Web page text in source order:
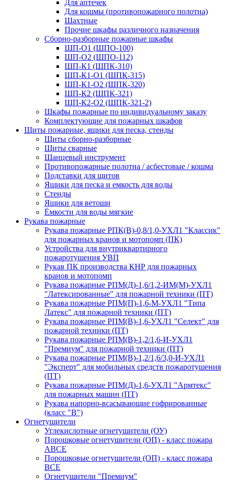
Для аптечек
Для кошмы (противопожарного полотна)
Шахтные
Прочие шкафы различного назначения
Сборно-разборные пожарные шкафы
ШП-О1 (ШПО-100)
ШП-О2 (ШПО-112)
ШП-К1 (ШПК-310)
ШП-К1-О1 (ШПК-315)
ШП-К1-О2 (ШПК-320)
ШП-К2 (ШПК-321)
ШП-К2-О2 (ШПК-321-2)
Шкафы пожарные по индивидуальному заказу
Комплектующие для пожарных шкафов
Щиты пожарные, ящики для песка, стенды
Щиты сборно-разборные
Щиты сварные
Шанцевый инструмент
Противопожарные полотна / асбестовые / кошма
Подставки для щитов
Ящики для песка и емкость для воды
Стенды
Ящики для ветоши
Ёмкости для воды мягкие
Рукава пожарные
Рукава пожарные РПК(В)-0,8/1,0-УХЛ1 "Классик"
для пожарных кранов и мотопомп (ПК)
Устройства для внутриквартирного
пожаротушения УВП
Рукав ПК производства КНР для пожарных
кранов и мотопомп
Рукава пожарные РПМ(Д)-1,6/1,2-ИМ(M)-УХЛ1
"Латексированные" для пожарной техники (ПТ)
Рукава пожарные РПМ(П)-1,6-М-УХЛ1 "Типа
Латекс" для пожарной техники (ПТ)
Рукава пожарные РПМ(В)-1,6-УХЛ1 "Селект" для
пожарной техники (ПТ)
Рукава пожарные РПМ(В)-1,2/1,6-И-УХЛ1
"Премиум" для пожарной техники (ПТ)
Рукава пожарные РПМ(В)-1,2/1,6/3,0-И-УХЛ1
"Эксперт" для мобильных средств пожаротушения
(ПТ)
Рукава пожарные РПМ(Д)-1,6-УХЛ1 "Армтекс"
для пожарных машин (ПТ)
Рукава напорно-всасывающие гофрированные
(класс "В")
Огнетушители
Углекислотные огнетушители (ОУ)
Порошковые огнетушители (ОП) - класс пожара
АВСЕ
Порошковые огнетушители (ОП) - класс пожара
ВСЕ
Огнетушители "Премиум"